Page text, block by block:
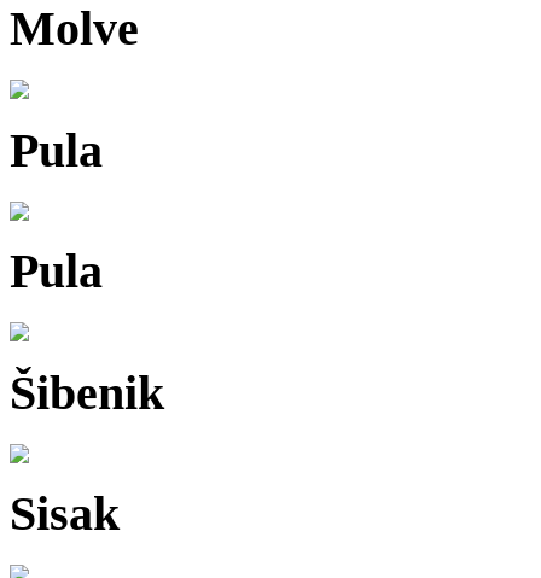
Molve
Pula
Pula
Šibenik
Sisak